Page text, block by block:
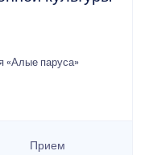
«Алые паруса»
Прием